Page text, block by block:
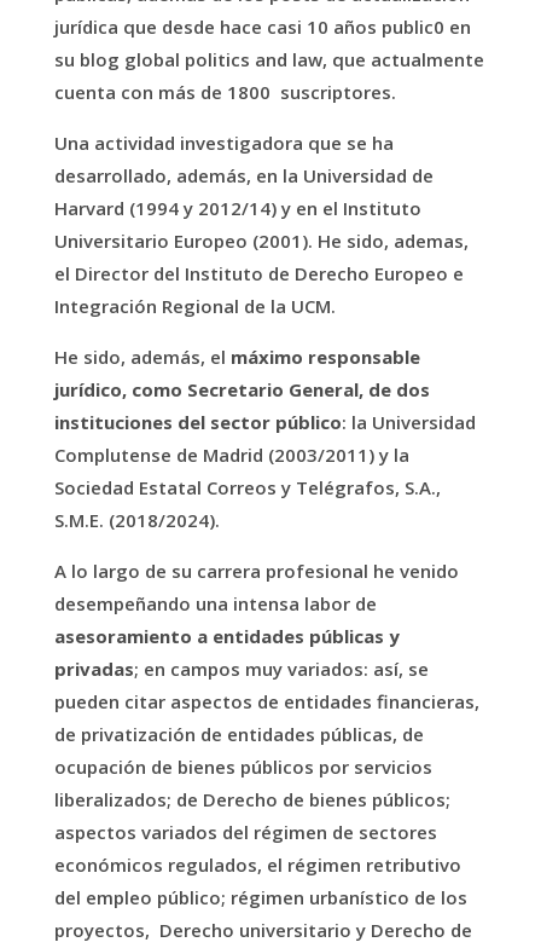
jurídica que desde hace casi 10 años public0 en
su blog global politics and law, que actualmente
cuenta con más de 1800 suscriptores.
Una actividad investigadora que se ha
desarrollado, además, en la Universidad de
Harvard (1994 y 2012/14) y en el Instituto
Universitario Europeo (2001). He sido, ademas,
el Director del Instituto de Derecho Europeo e
Integración Regional de la UCM.
He sido, además, el máximo responsable
jurídico, como Secretario General, de dos
instituciones del sector público: la Universidad
Complutense de Madrid (2003/2011) y la
Sociedad Estatal Correos y Telégrafos, S.A.,
S.M.E. (2018/2024).
A lo largo de su carrera profesional he venido
desempeñando una intensa labor de
asesoramiento a entidades públicas y
privadas; en campos muy variados: así, se
pueden citar aspectos de entidades financieras,
de privatización de entidades públicas, de
ocupación de bienes públicos por servicios
liberalizados; de Derecho de bienes públicos;
aspectos variados del régimen de sectores
económicos regulados, el régimen retributivo
del empleo público; régimen urbanístico de los
proyectos, Derecho universitario y Derecho de